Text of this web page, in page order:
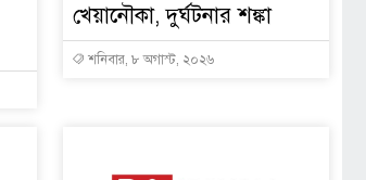
খেয়ানৌকা, দুর্ঘটনার শঙ্কা
শনিবার, ৮ অগাস্ট, ২০২৬